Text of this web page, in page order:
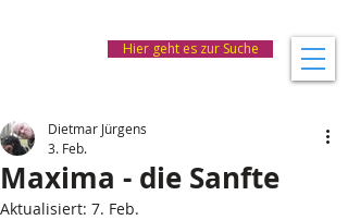
Hier geht es zur Suche
Maxima - die Sanfte
Dietmar Jürgens
3. Feb.
Aktualisiert: 7. Feb.